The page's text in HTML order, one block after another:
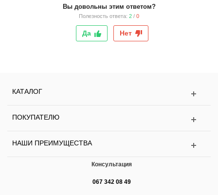
Вы довольны этим ответом?
Полезность ответа: 2 / 0
Да Нет
КАТАЛОГ
ПОКУПАТЕЛЮ
НАШИ ПРЕИМУЩЕСТВА
Консультация
067 342 08 49